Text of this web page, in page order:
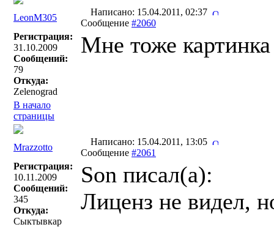
LeonM305
Написано: 15.04.2011, 02:37
Сообщение #2060
Регистрация:
31.10.2009
Сообщений:
79
Откуда:
Zelenograd
Мне тоже
В начало
страницы
Mrazzotto
Написано: 15.04.2011, 13:05
Сообщение #2061
Регистрация:
10.11.2009
Сообщений:
345
Откуда:
Сыктывкар
Son писал(a):
Лиценз не видел,